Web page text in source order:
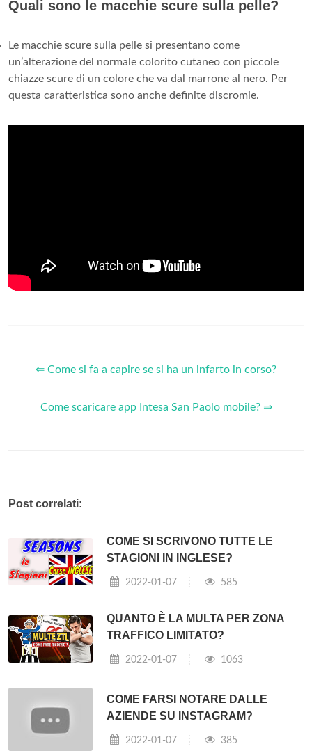
Quali sono le macchie scure sulla pelle?
Le macchie scure sulla pelle si presentano come
un’alterazione del normale colorito cutaneo con piccole
chiazze scure di un colore che va dal marrone al nero. Per
questa caratteristica sono anche definite discromie.
⇐ Come si fa a capire se si ha un infarto in corso?
Come scaricare app Intesa San Paolo mobile? ⇒
Post correlati:
COME SI SCRIVONO TUTTE LE
STAGIONI IN INGLESE?
2022-01-07 585
QUANTO È LA MULTA PER ZONA
TRAFFICO LIMITATO?
2022-01-07 1063
COME FARSI NOTARE DALLE
AZIENDE SU INSTAGRAM?
2022-01-07 385